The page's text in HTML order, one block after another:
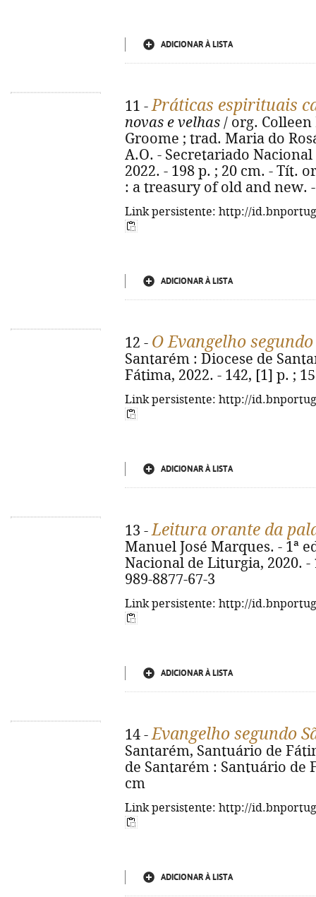
ADICIONAR À LISTA
11 -Práticas espirituais
novas e velhas / org.
Groome ; trad. Maria do
A.O. - Secretariado
2022. - 198 p. ; 20 cm. - Tít.
: a treasury of old and new. -
Link persistente: http://
ADICIONAR À LISTA
12 - O Evangelho
Santarém : Diocese de
Fátima, 2022. - 142, [1] p. ;
Link persistente: http://
ADICIONAR À LISTA
13 -Leitura orante da
Manuel José Marques. - 1ª
Nacional de Liturgia, 2020. -
989-8877-67-3
Link persistente: http://
ADICIONAR À LISTA
14 -Evangelho segundo
Santarém, Santuário de
de Santarém : Santuário de
cm
Link persistente: http://
ADICIONAR À LISTA